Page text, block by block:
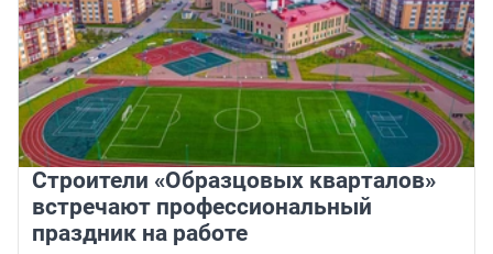
Строители «Образцовых кварталов»
встречают профессиональный
праздник на работе